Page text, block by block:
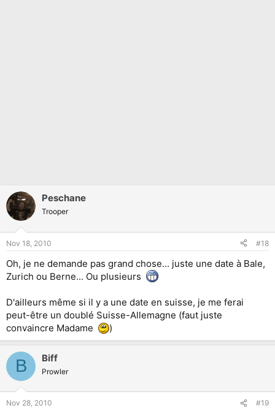
Peschane
Trooper
Nov 18, 2010 #18
Oh, je ne demande pas grand chose... juste une date à Bale,
Zurich ou Berne... Ou plusieurs
D'ailleurs même si il y a une date en suisse, je me ferai
peut-être un doublé Suisse-Allemagne (faut juste
convaincre Madame
)
B Biff
Prowler
Nov 28, 2010 #19